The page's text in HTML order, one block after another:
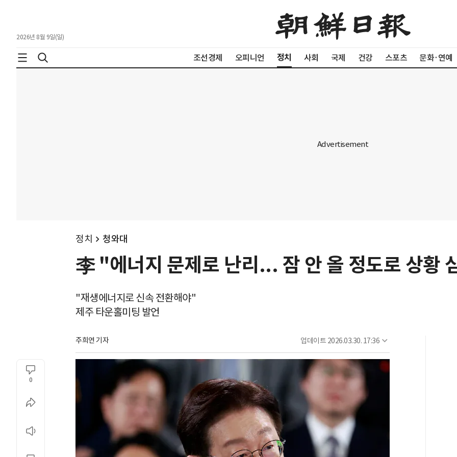
2026년 8월 9일(일)
조선경제 오피니언 정치 사회 국제 건강 스포츠 문화·연예
정치 청와대
李 "에너지 문제로 난리... 잠 안 올 정도로 상황
"재생에너지로 신속 전환해야"
제주 타운홀미팅 발언
주희연 기자 업데이트 2026.03.30. 17:36
0